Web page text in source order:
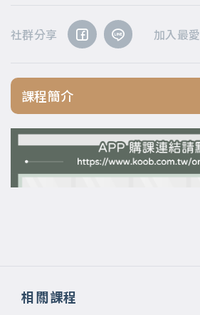
社群分享 加入最愛
課程簡介
相關課程